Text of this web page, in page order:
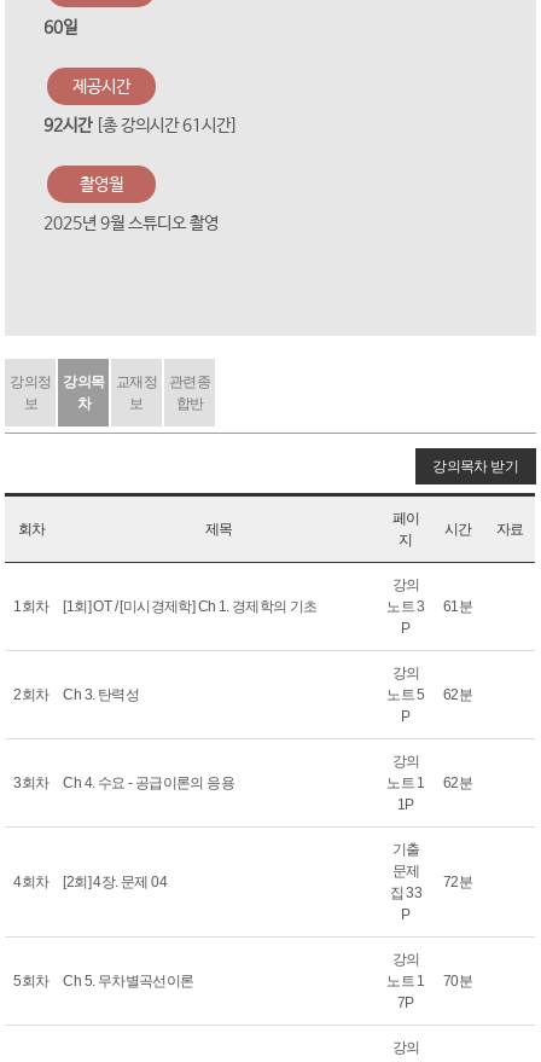
60일
제공시간
92시간[총 강의시간 61시간]
촬영월
2025년 9월 스튜디오 촬영
강의정
보
강의목
차
교재정
보
관련종
합반
강의목차 받기
회차 제목
페이
지
시간 자료
1회차 [1회] OT / [미시경제학] Ch 1. 경제학의 기초
강의
노트 3
P
61분
2회차 Ch 3. 탄력성
강의
노트 5
P
62분
3회차 Ch 4. 수요 - 공급이론의 응용
강의
노트 1
1P
62분
4회차 [2회] 4장. 문제 04
기출
문제
집 33
P
72분
5회차 Ch 5. 무차별곡선이론
강의
노트 1
7P
70분
강의